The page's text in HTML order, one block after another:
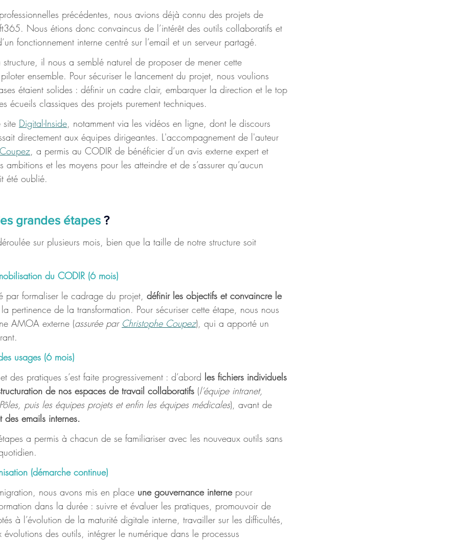
précédentes, nous avions déjà connu des projets de
Nous étions donc convaincus de l’intérêt des outils collaboratifs et
fonctionnement interne centré sur l’email et un serveur partagé.
il nous a semblé naturel de proposer de mener cette
ensemble. Pour sécuriser le lancement du projet, nous voulions
étaient solides : définir un cadre clair, embarquer la direction et le top
écueils classiques des projets purement techniques.
site Digital-Inside, notamment via les vidéos en ligne, dont le discours
directement aux équipes dirigeantes. L'accompagnement de l'auteur
, a permis au CODIR de bénéficier d’un avis externe expert et
ambitions et les moyens pour les atteindre et de s’assurer qu’aucun
été oublié.
grandes étapes ?
sur plusieurs mois, bien que la taille de notre structure soit
du CODIR (6 mois)
par formaliser le cadrage du projet, définir les objectifs et convaincre le
pertinence de la transformation. Pour sécuriser cette étape, nous nous
AMOA externe (assurée par Christophe Coupez), qui a apporté un
usages (6 mois)
des pratiques s’est faite progressivement : d’abord les fichiers individuels
de nos espaces de travail collaboratifs (l’équipe intranet,
puis les équipes projets et enfin les équipes médicales), avant de
des emails internes.
a permis à chacun de se familiariser avec les nouveaux outils sans
(démarche continue)
nous avons mis en place une gouvernance interne pour
dans la durée : suivre et évaluer les pratiques, promouvoir de
à l’évolution de la maturité digitale interne, travailler sur les difficultés,
des outils, intégrer le numérique dans le processus